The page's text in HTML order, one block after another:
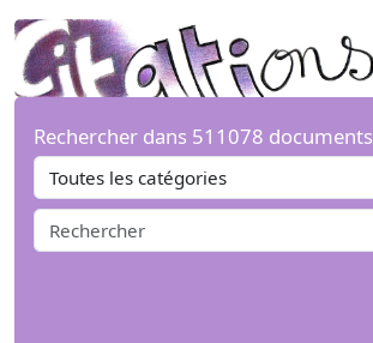
Rechercher dans 511078 documents